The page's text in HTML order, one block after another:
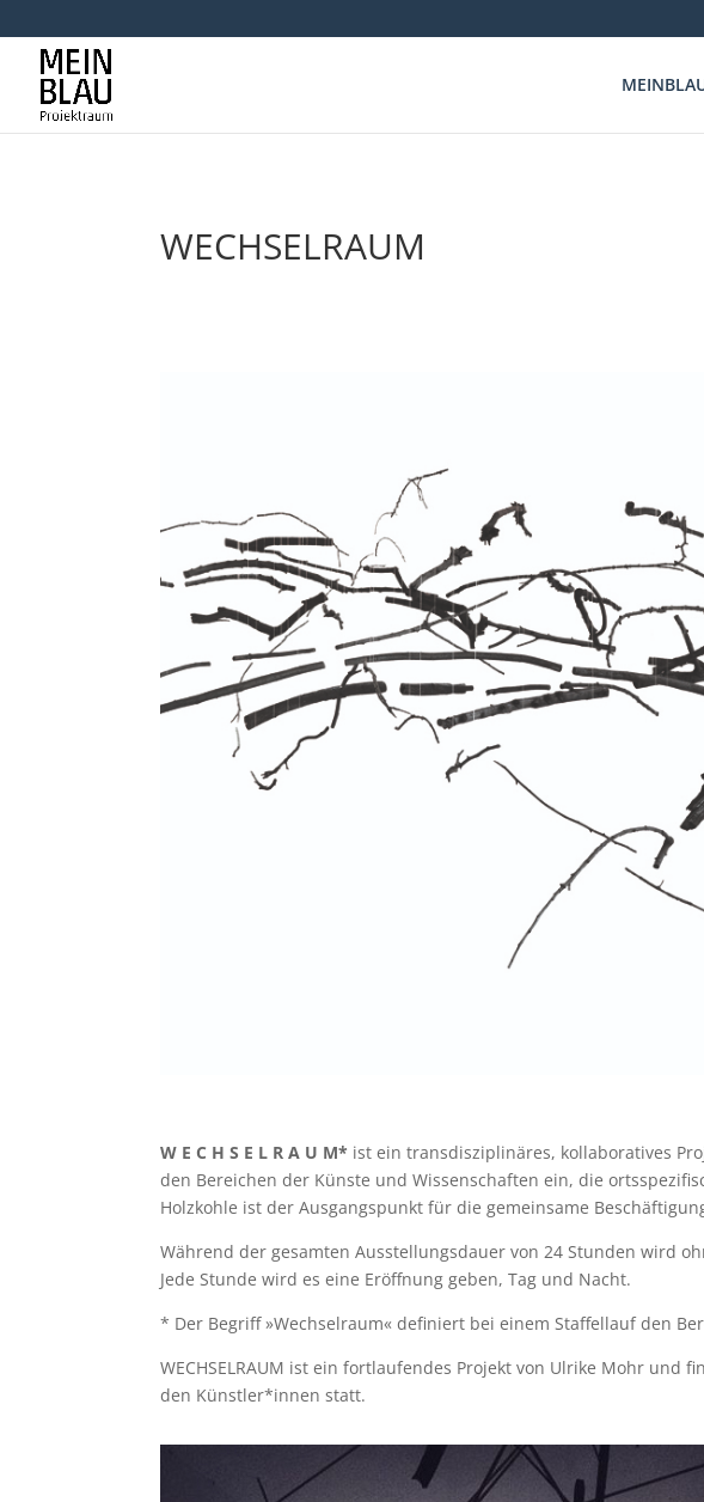
WECHSELRAUM
W E C H S E L R A U M* ist ein transdisziplinäres, kollaboratives
den Bereichen der Künste und Wissenschaften ein, die
Holzkohle ist der Ausgangspunkt für die gemeinsame
Während der gesamten Ausstellungsdauer von 24 Stunden wird
Jede Stunde wird es eine Eröffnung geben, Tag und Nacht.
* Der Begriff »Wechselraum« definiert bei einem Staffellauf den
WECHSELRAUM ist ein fortlaufendes Projekt von Ulrike Mohr
den Künstler*innen statt.